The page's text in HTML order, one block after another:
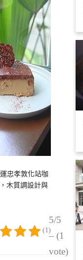
忠孝敦化站咖
木質調設計與
5/5
– (1
vote)
(1)